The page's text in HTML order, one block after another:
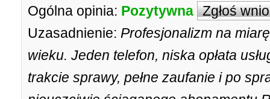
Ogólna opinia: Pozytywna Zgłoś
Uzasadnienie: Profesjonalizm na
wieku. Jeden telefon, niska opłata
trakcie sprawy, pełne zaufanie i po